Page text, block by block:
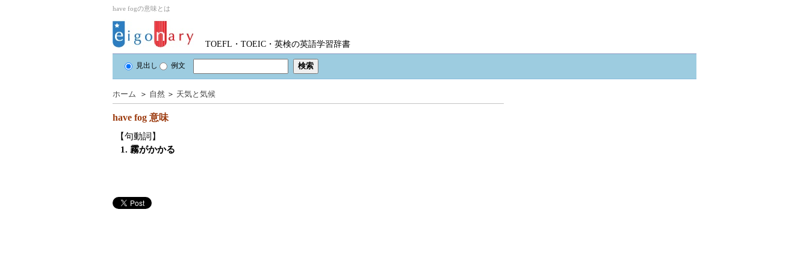
have fogの意味とは
TOEFL・TOEIC・英検の英語学習辞書
見出し 例文
ホーム ＞ 自然 ＞ 天気と気候
have fog 意味
【句動詞】
1. 霧がかかる